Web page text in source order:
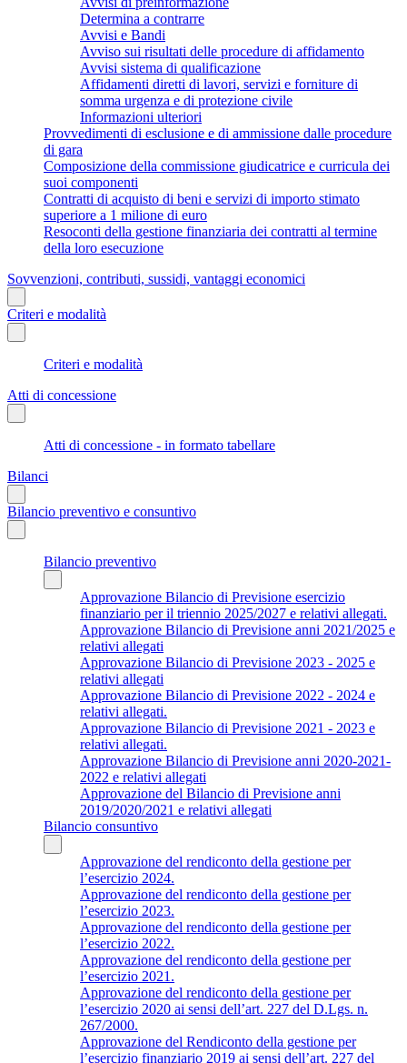
Determina a contrarre
Avvisi e Bandi
Avviso sui risultati delle procedure di affidamento
Avvisi sistema di qualificazione
Affidamenti diretti di lavori, servizi e forniture di
somma urgenza e di protezione civile
Informazioni ulteriori
Provvedimenti di esclusione e di ammissione dalle procedure
di gara
Composizione della commissione giudicatrice e curricula dei
suoi componenti
Contratti di acquisto di beni e servizi di importo stimato
superiore a 1 milione di euro
Resoconti della gestione finanziaria dei contratti al termine
della loro esecuzione
Sovvenzioni, contributi, sussidi, vantaggi economici
Criteri e modalità
Criteri e modalità
Atti di concessione
Atti di concessione - in formato tabellare
Bilanci
Bilancio preventivo e consuntivo
Bilancio preventivo
Approvazione Bilancio di Previsione esercizio
finanziario per il triennio 2025/2027 e relativi allegati.
Approvazione Bilancio di Previsione anni 2021/2025 e
relativi allegati
Approvazione Bilancio di Previsione 2023 - 2025 e
relativi allegati
Approvazione Bilancio di Previsione 2022 - 2024 e
relativi allegati.
Approvazione Bilancio di Previsione 2021 - 2023 e
relativi allegati.
Approvazione Bilancio di Previsione anni 2020-2021-
2022 e relativi allegati
Approvazione del Bilancio di Previsione anni
2019/2020/2021 e relativi allegati
Bilancio consuntivo
Approvazione del rendiconto della gestione per
l’esercizio 2024.
Approvazione del rendiconto della gestione per
l’esercizio 2023.
Approvazione del rendiconto della gestione per
l’esercizio 2022.
Approvazione del rendiconto della gestione per
l’esercizio 2021.
Approvazione del rendiconto della gestione per
l’esercizio 2020 ai sensi dell’art. 227 del D.Lgs. n.
267/2000.
Approvazione del Rendiconto della gestione per
l’esercizio finanziario 2019 ai sensi dell’art. 227 del